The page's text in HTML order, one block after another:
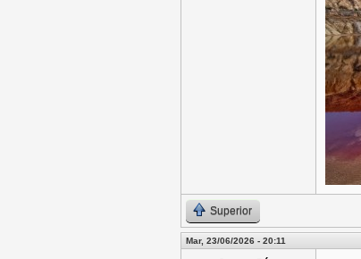
Superior
Mar, 23/06/2026 - 20:11